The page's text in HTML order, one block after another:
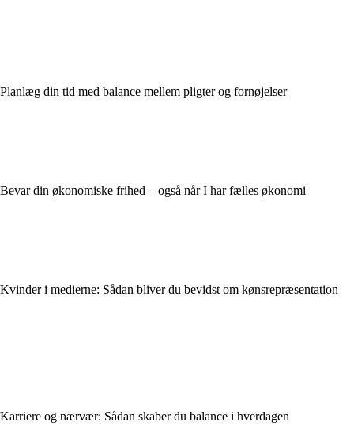
Planlæg din tid med balance mellem pligter og fornøjelser
Bevar din økonomiske frihed – også når I har fælles økonomi
Kvinder i medierne: Sådan bliver du bevidst om kønsrepræsentation
Karriere og nærvær: Sådan skaber du balance i hverdagen